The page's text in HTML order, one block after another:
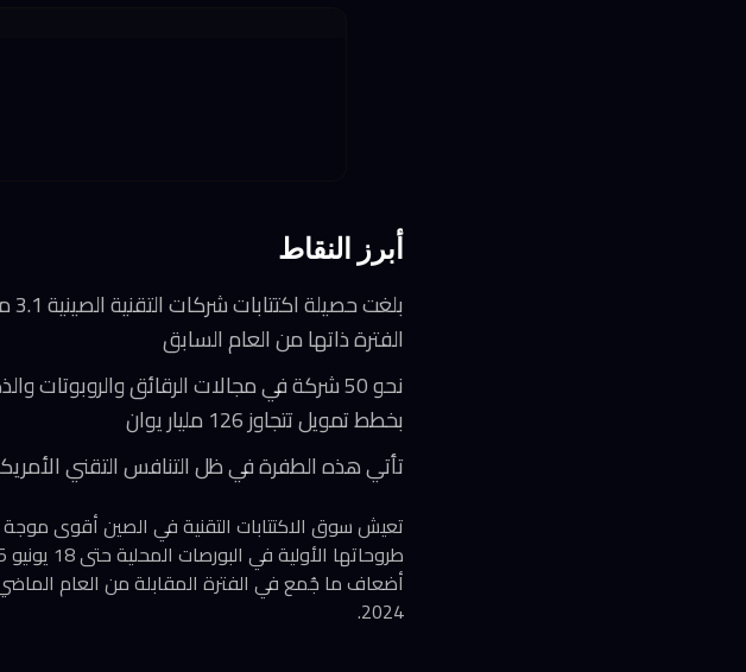
أبرز النقاط
الفترة ذاتها من العام السابق
نحو 50 شركة في مجالات الرقائق
بخطط تمويل تتجاوز 126 مليار يوان
تأتي هذه الطفرة في ظل التنافس التقني
أضعاف ما جُمع في الفترة المقابلة من العام
2024.